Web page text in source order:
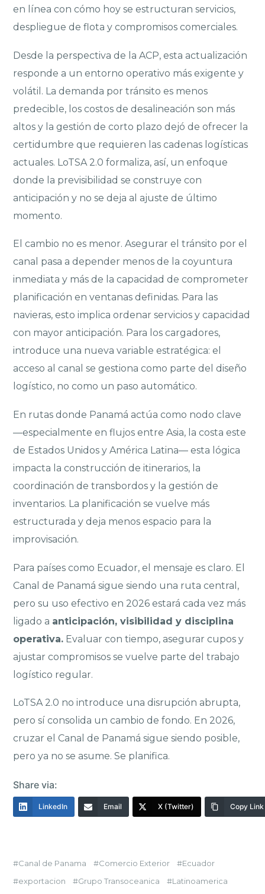
en línea con cómo hoy se estructuran servicios,
despliegue de flota y compromisos comerciales.
Desde la perspectiva de la ACP, esta actualización
responde a un entorno operativo más exigente y
volátil. La demanda por tránsito es menos
predecible, los costos de desalineación son más
altos y la gestión de corto plazo dejó de ofrecer la
certidumbre que requieren las cadenas logísticas
actuales. LoTSA 2.0 formaliza, así, un enfoque
donde la previsibilidad se construye con
anticipación y no se deja al ajuste de último
momento.
El cambio no es menor. Asegurar el tránsito por el
canal pasa a depender menos de la coyuntura
inmediata y más de la capacidad de comprometer
planificación en ventanas definidas. Para las
navieras, esto implica ordenar servicios y capacidad
con mayor anticipación. Para los cargadores,
introduce una nueva variable estratégica: el
acceso al canal se gestiona como parte del diseño
logístico, no como un paso automático.
En rutas donde Panamá actúa como nodo clave
—especialmente en flujos entre Asia, la costa este
de Estados Unidos y América Latina— esta lógica
impacta la construcción de itinerarios, la
coordinación de transbordos y la gestión de
inventarios. La planificación se vuelve más
estructurada y deja menos espacio para la
improvisación.
Para países como Ecuador, el mensaje es claro. El
Canal de Panamá sigue siendo una ruta central,
pero su uso efectivo en 2026 estará cada vez más
ligado a anticipación, visibilidad y disciplina
operativa. Evaluar con tiempo, asegurar cupos y
ajustar compromisos se vuelve parte del trabajo
logístico regular.
LoTSA 2.0 no introduce una disrupción abrupta,
pero sí consolida un cambio de fondo. En 2026,
cruzar el Canal de Panamá sigue siendo posible,
pero ya no se asume. Se planifica.
Share via:
LinkedIn Email X (Twitter) Copy Link
Canal de Panama Comercio Exterior
Ecuador
exportacion
Grupo Transoceanica Latinoamerica